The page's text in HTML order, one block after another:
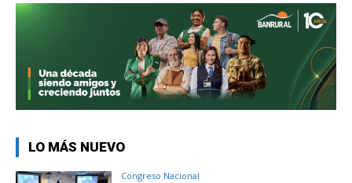
LO MÁS NUEVO
Congreso Nacional